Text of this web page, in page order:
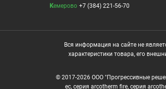
Кемерово +7 (384) 221-56-70
Вся информация на сайте не
характеристики товара, его
© 2017-2026 ООО "Прогрессивные
ec, серия arcotherm fire, серия